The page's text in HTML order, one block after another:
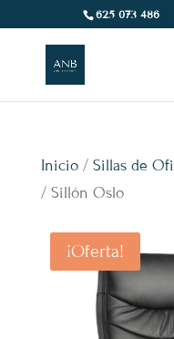
625 073 486
Inicio/ Sillas de
/ Sillón Oslo
¡Oferta!